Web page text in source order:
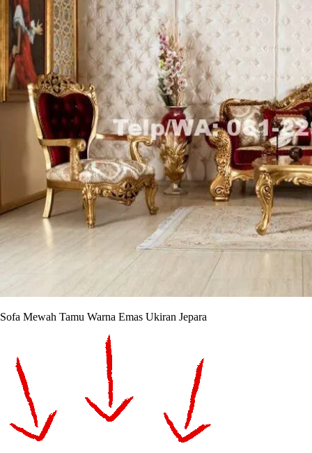
Sofa Mewah Tamu Warna Emas Ukiran Jepara